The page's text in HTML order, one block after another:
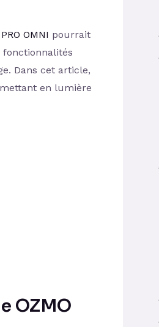
OMNI pourrait
fonctionnalités
Dans cet article,
en lumière
OZMO